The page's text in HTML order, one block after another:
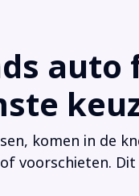
komen in de
voorschieten.